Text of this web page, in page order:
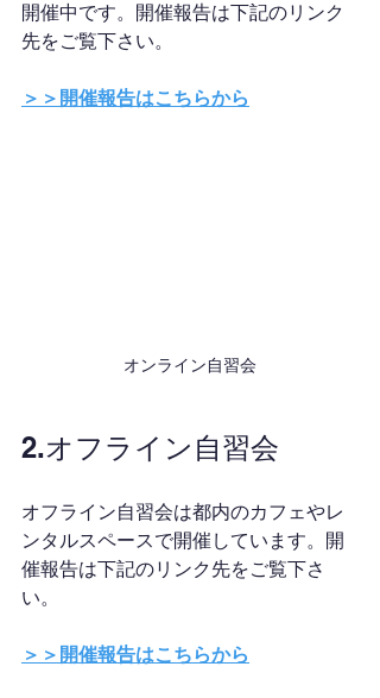
開催中です。開催報告は下記のリンク
先をご覧下さい。
＞＞開催報告はこちらから
オンライン自習会
2.オフライン自習会
オフライン自習会は都内のカフェやレ
ンタルスペースで開催しています。開
催報告は下記のリンク先をご覧下さ
い。
＞＞開催報告はこちらから